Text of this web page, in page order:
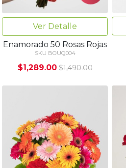
Ver Detalle
Enamorado 50 Rosas Rojas
SKU BOUQ004
$1,289.00 $1,490.00